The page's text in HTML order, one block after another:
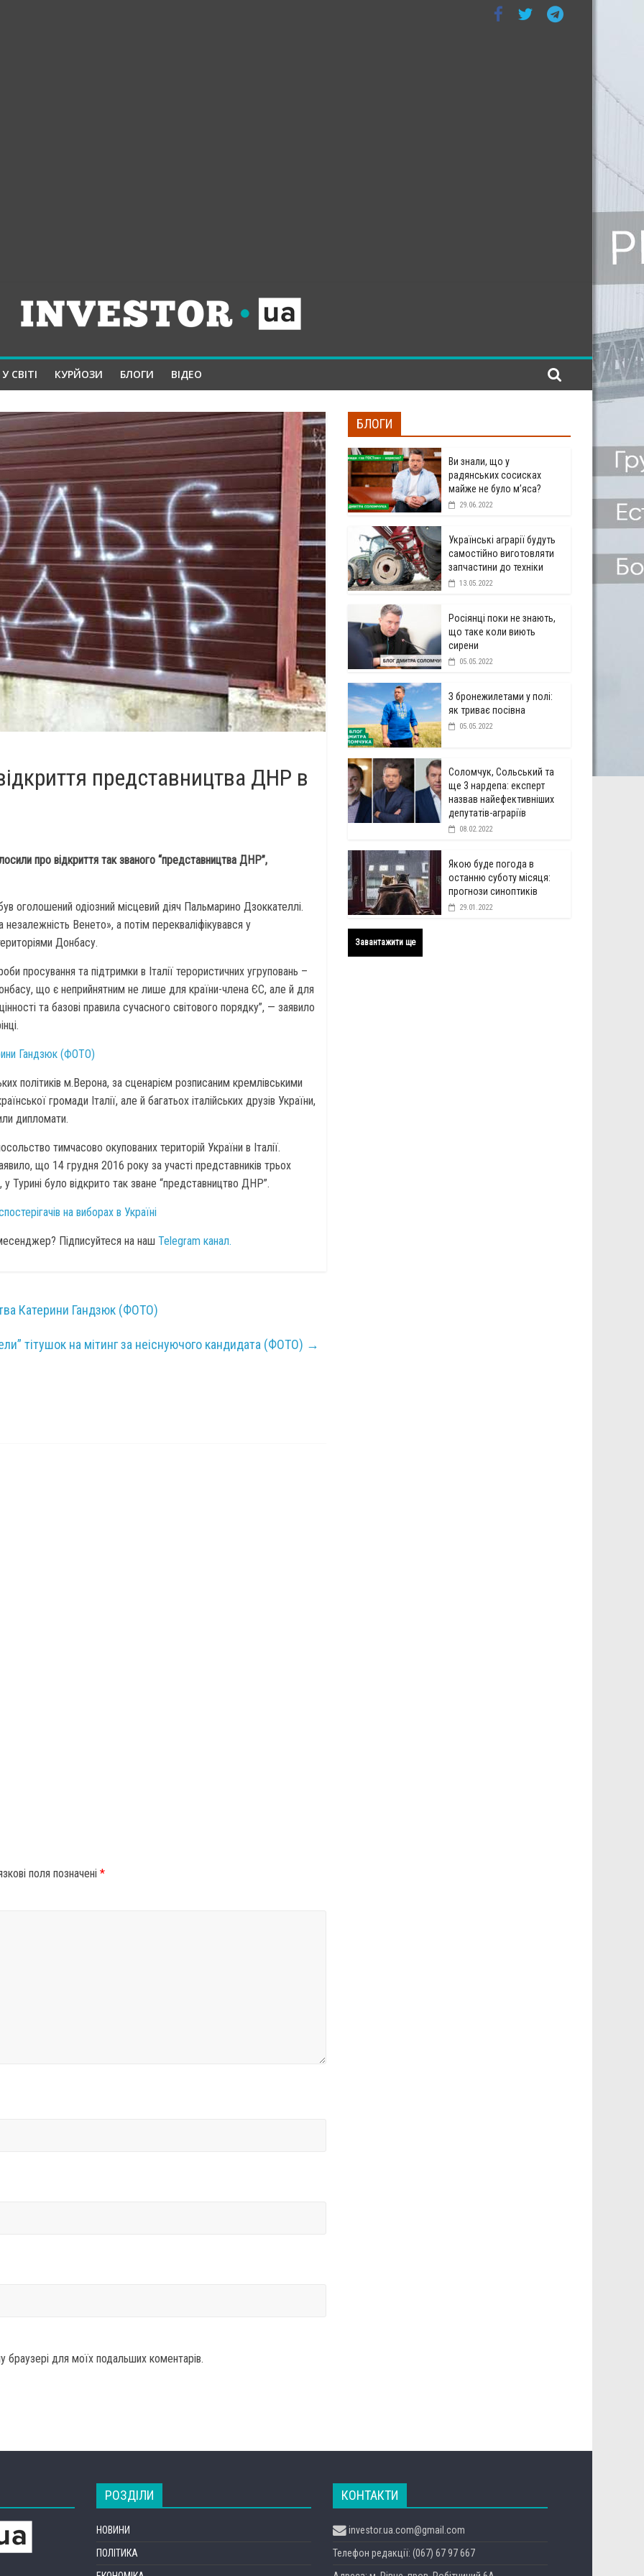
У СВІТІ КУРЙОЗИ БЛОГИ ВІДЕО
представництва ДНР в
про відкриття так званого “представництва ДНР”,
оголошений одіозний місцевий діяч Пальмарино Дзоккателлі.
Венето», а потім перекваліфікувався у
Донбасу.
просування та підтримки в Італії терористичних угруповань –
що є неприйнятним не лише для країни-члена ЄС, але й для
та базові правила сучасного світового порядку”, — заявило
Гандзюк (ФОТО)
політиків м.Верона, за сценарієм розписаним кремлівськими
громади Італії, але й багатьох італійських друзів України,
дипломати.
тимчасово окупованих територій України в Італії.
що 14 грудня 2016 року за участі представників трьох
Турині було відкрито так зване “представництво ДНР”.
на виборах в Україні
Підписуйтеся на наш Telegram канал.
Катерини Гандзюк (ФОТО)
тітушок на мітинг за неіснуючого кандидата (ФОТО) →
поля позначені *
для моїх подальших коментарів.
БЛОГИ
Ви знали, що у
радянських сосисках
майже не було м’яса?
29.06.2022
Українські аграрії будуть
самостійно виготовляти
запчастини до техніки
13.05.2022
Росіянці поки не знають,
що таке коли виють
сирени
05.05.2022
З бронежилетами у полі:
як триває посівна
05.05.2022
Соломчук, Сольський та
ще 3 нардепа: експерт
назвав найефективніших
депутатів-аграріїв
08.02.2022
Якою буде погода в
останню суботу місяця:
прогнози синоптиків
29.01.2022
Завантажити ще
РОЗДІЛИ
НОВИНИ
ПОЛІТИКА
КОНТАКТИ
investor.ua.com@gmail.com
Телефон редакції: (067) 67 97 667